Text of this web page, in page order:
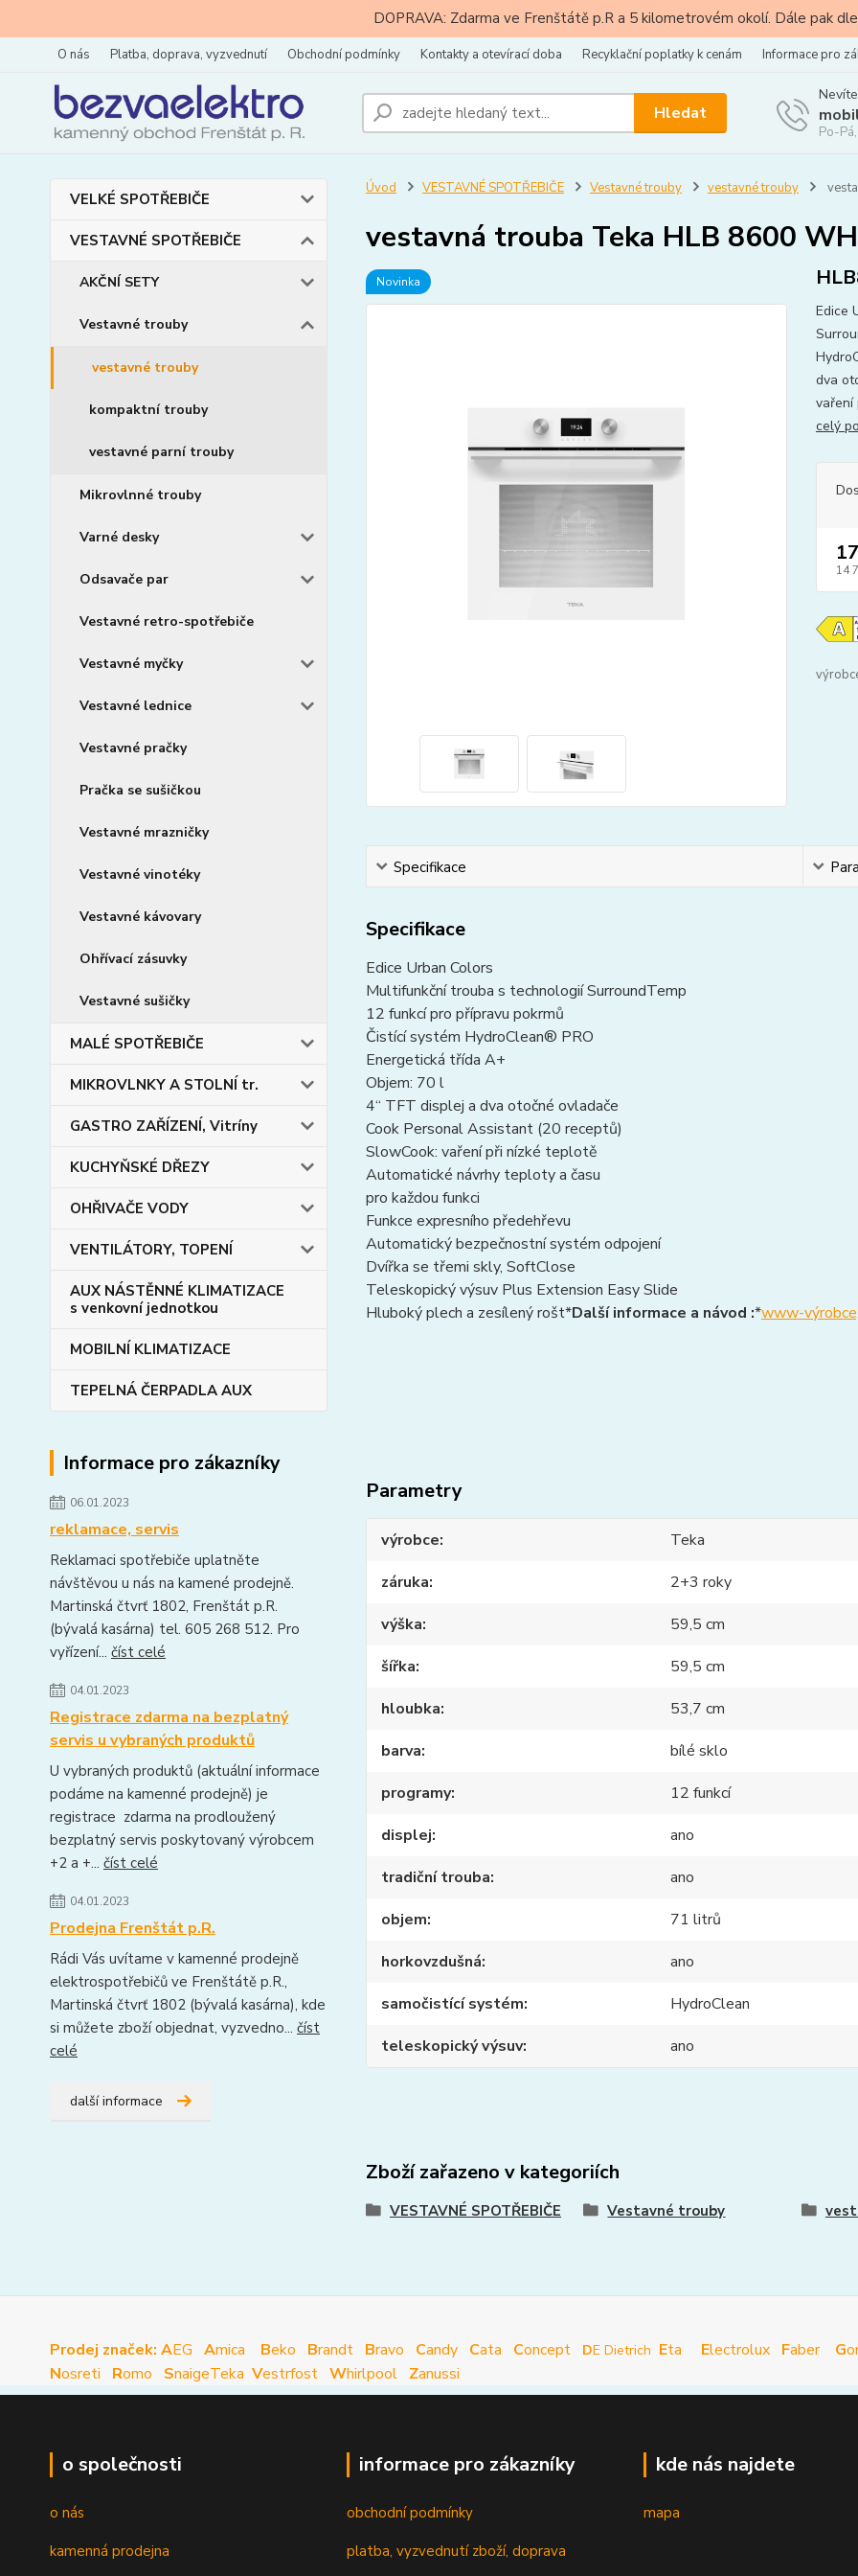
DOPRAVA: Zdarma ve Frenštátě p.R a 5 kilometrovém okolí. Dále pak
O nás Platba, doprava, vyzvednutí Obchodní podmínky Kontakty a otevírací doba Recyklační poplatky k cenám Informace pro
Hledat
Po-
VELKÉ SPOTŘEBIČE
VESTAVNÉ SPOTŘEBIČE
AKČNÍ SETY
Vestavné trouby
vestavné trouby
kompaktní trouby
vestavné parní trouby
Mikrovlnné trouby
Varné desky
Odsavače par
Vestavné retro-spotřebiče
Vestavné myčky
Vestavné lednice
Vestavné pračky
Pračka se sušičkou
Vestavné mrazničky
Vestavné vinotéky
Vestavné kávovary
Ohřívací zásuvky
Vestavné sušičky
MALÉ SPOTŘEBIČE
MIKROVLNKY A STOLNÍ tr.
GASTRO ZAŘÍZENÍ, Vitríny
KUCHYŇSKÉ DŘEZY
OHŘIVAČE VODY
VENTILÁTORY, TOPENÍ
AUX NÁSTĚNNÉ KLIMATIZACE
s venkovní jednotkou
MOBILNÍ KLIMATIZACE
TEPELNÁ ČERPADLA AUX
Informace pro zákazníky
06.01.2023
reklamace, servis
Reklamaci spotřebiče uplatněte
návštěvou u nás na kamené prodejně.
Martinská čtvrť 1802, Frenštát p.R.
(bývalá kasárna) tel. 605 268 512. Pro
vyřízení... číst celé
04.01.2023
Registrace zdarma na bezplatný
servis u vybraných produktů
U vybraných produktů (aktuální informace
podáme na kamenné prodejně) je
registrace zdarma na prodloužený
bezplatný servis poskytovaný výrobcem
+2 a +... číst celé
04.01.2023
Prodejna Frenštát p.R.
Rádi Vás uvítame v kamenné prodejně
elektrospotřebičů ve Frenštátě p.R.,
Martinská čtvrť 1802 (bývalá kasárna), kde
si můžete zboží objednat, vyzvedno... číst
celé
další informace
Úvod VESTAVNÉ SPOTŘEBIČE Vestavné trouby vestavné trouby
vestavná trouba Teka HLB 8600 WH
Novinka
Edice
dva
vaření
celý
14
Specifikace
Specifikace
Edice Urban Colors
Multifunkční trouba s technologií SurroundTemp
12 funkcí pro přípravu pokrmů
Čistící systém HydroClean® PRO
Energetická třída A+
Objem: 70 l
4“ TFT displej a dva otočné ovladače
Cook Personal Assistant (20 receptů)
SlowCook: vaření při nízké teplotě
Automatické návrhy teploty a času
pro každou funkci
Funkce expresního předehřevu
Automatický bezpečnostní systém odpojení
Dvířka se třemi skly, SoftClose
Teleskopický výsuv Plus Extension Easy Slide
Hluboký plech a zesílený rošt*Další informace a návod :*www-
Parametry
výrobce
Teka
záruka
2+3 roky
výška
59,5 cm
šířka
59,5 cm
hloubka
53,7 cm
barva
bílé sklo
programy
12 funkcí
displej
ano
tradiční trouba
ano
objem
71 litrů
horkovzdušná
ano
samočistící systém
HydroClean
teleskopický výsuv
ano
Zboží zařazeno v kategoriích
VESTAVNÉ SPOTŘEBIČE Vestavné trouby
Prodej značek: AEG Amica Beko Brandt Bravo Candy Cata Concept DE Dietrich Eta Electrolux Faber G
Nosreti Romo SnaigeTeka Vestrfost Whirlpool Zanussi
o společnosti
o nás
kamenná prodejna
informace pro zákazníky
obchodní podmínky
platba, vyzvednutí zboží, doprava
kde nás najdete
mapa